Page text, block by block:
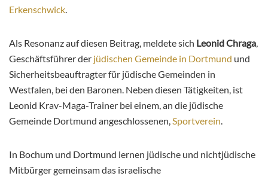
Erkenschwick.
Als Resonanz auf diesen Beitrag, meldete sich Leonid Chraga,
Geschäftsführer der jüdischen Gemeinde in Dortmund und
Sicherheitsbeauftragter für jüdische Gemeinden in
Westfalen, bei den Baronen. Neben diesen Tätigkeiten, ist
Leonid Krav-Maga-Trainer bei einem, an die jüdische
Gemeinde Dortmund angeschlossenen,Sportverein.
In Bochum und Dortmund lernen jüdische und nichtjüdische
Mitbürger gemeinsam das israelische